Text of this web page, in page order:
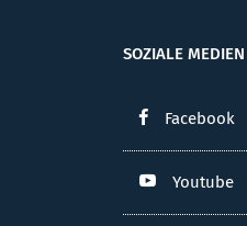
SOZIALE MEDIEN
Facebook
Youtube